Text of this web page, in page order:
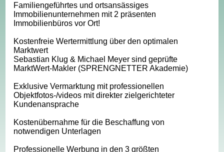
Familiengeführtes und ortsansässiges
Immobilienunternehmen mit 2 präsenten
Immobilienbüros vor Ort!
Kostenfreie Wertermittlung über den optimalen
Marktwert
Sebastian Klug & Michael Meyer sind geprüfte
MarktWert-Makler (SPRENGNETTER Akademie)
Exklusive Vermarktung mit professionellen
Objektfotos-/videos mit direkter zielgerichteter
Kundenansprache
Kostenübernahme für die Beschaffung von
notwendigen Unterlagen
Professionelle Werbung in den 3 größten